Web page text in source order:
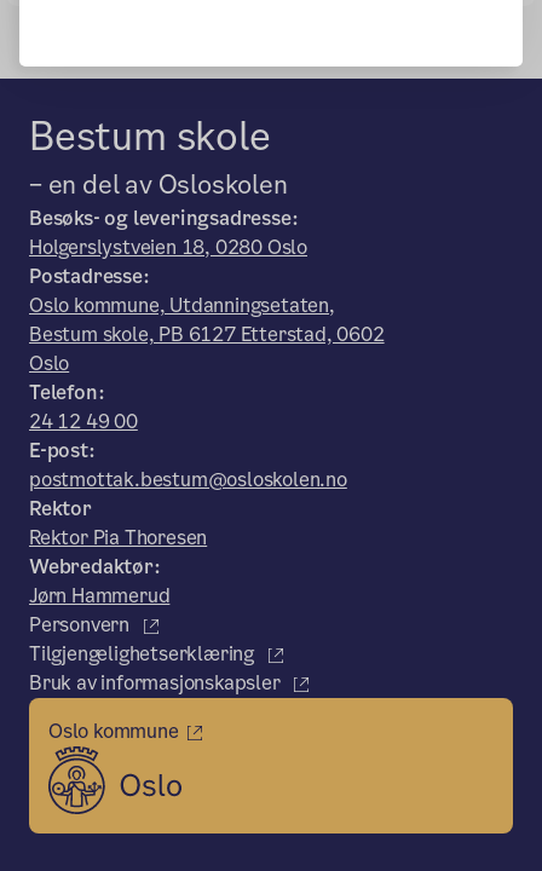
Bestum skole
– en del av Osloskolen
Besøks- og leveringsadresse:
Holgerslystveien 18, 0280 Oslo
Postadresse:
Oslo kommune, Utdanningsetaten,
Bestum skole, PB 6127 Etterstad, 0602
Oslo
Telefon:
24 12 49 00
E-post:
postmottak.bestum@osloskolen.no
Rektor
Rektor Pia Thoresen
Webredaktør:
Jørn Hammerud
Personvern
Tilgjengelighetserklæring
Bruk av informasjonskapsler
Oslo kommune